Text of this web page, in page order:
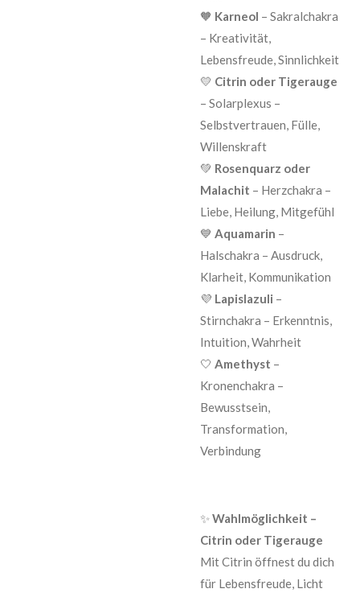
🧡 Karneol – Sakralchakra
– Kreativität,
Lebensfreude, Sinnlichkeit
💛 Citrin oder Tigerauge
– Solarplexus –
Selbstvertrauen, Fülle,
Willenskraft
💚 Rosenquarz oder
Malachit – Herzchakra –
Liebe, Heilung, Mitgefühl
💙 Aquamarin –
Halschakra – Ausdruck,
Klarheit, Kommunikation
💜 Lapislazuli –
Stirnchakra – Erkenntnis,
Intuition, Wahrheit
🤍 Amethyst –
Kronenchakra –
Bewusstsein,
Transformation,
Verbindung
✨Wahlmöglichkeit –
Citrin oder Tigerauge
Mit Citrin öffnest du dich
für Lebensfreude, Licht